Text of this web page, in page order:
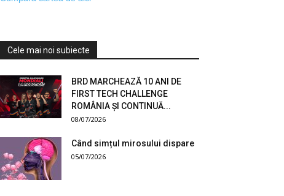
Cele mai noi subiecte
BRD MARCHEAZĂ 10 ANI DE
FIRST TECH CHALLENGE
ROMÂNIA ȘI CONTINUĂ...
08/07/2026
Când simțul mirosului dispare
05/07/2026